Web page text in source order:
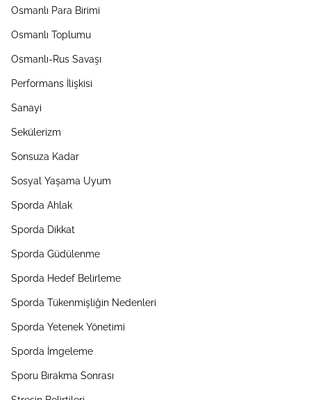
Osmanlı Para Birimi
Osmanlı Toplumu
Osmanlı-Rus Savaşı
Performans İlişkisi
Sanayi
Sekülerizm
Sonsuza Kadar
Sosyal Yaşama Uyum
Sporda Ahlak
Sporda Dikkat
Sporda Güdülenme
Sporda Hedef Belirleme
Sporda Tükenmişliğin Nedenleri
Sporda Yetenek Yönetimi
Sporda İmgeleme
Sporu Bırakma Sonrası